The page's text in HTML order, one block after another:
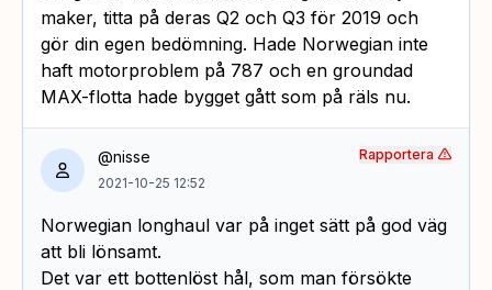
maker, titta på deras Q2 och Q3 för 2019 och
gör din egen bedömning. Hade Norwegian inte
haft motorproblem på 787 och en groundad
MAX-flotta hade bygget gått som på räls nu.
@nisse
2021-10-25 12:52
Norwegian longhaul var på inget sätt på god väg
att bli lönsamt.
Det var ett bottenlöst hål, som man försökte
Rapportera